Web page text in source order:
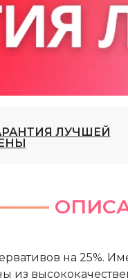
ЛУЧШЕЙ
на 25%.
из